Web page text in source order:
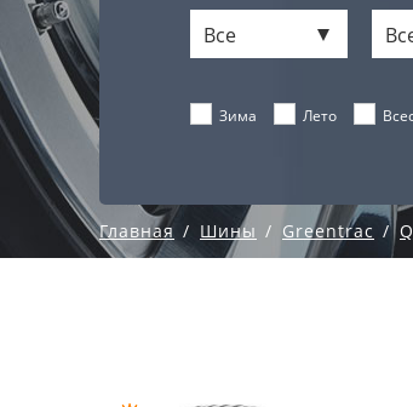
Все
Зима Лето
Главная Шины Greentrac